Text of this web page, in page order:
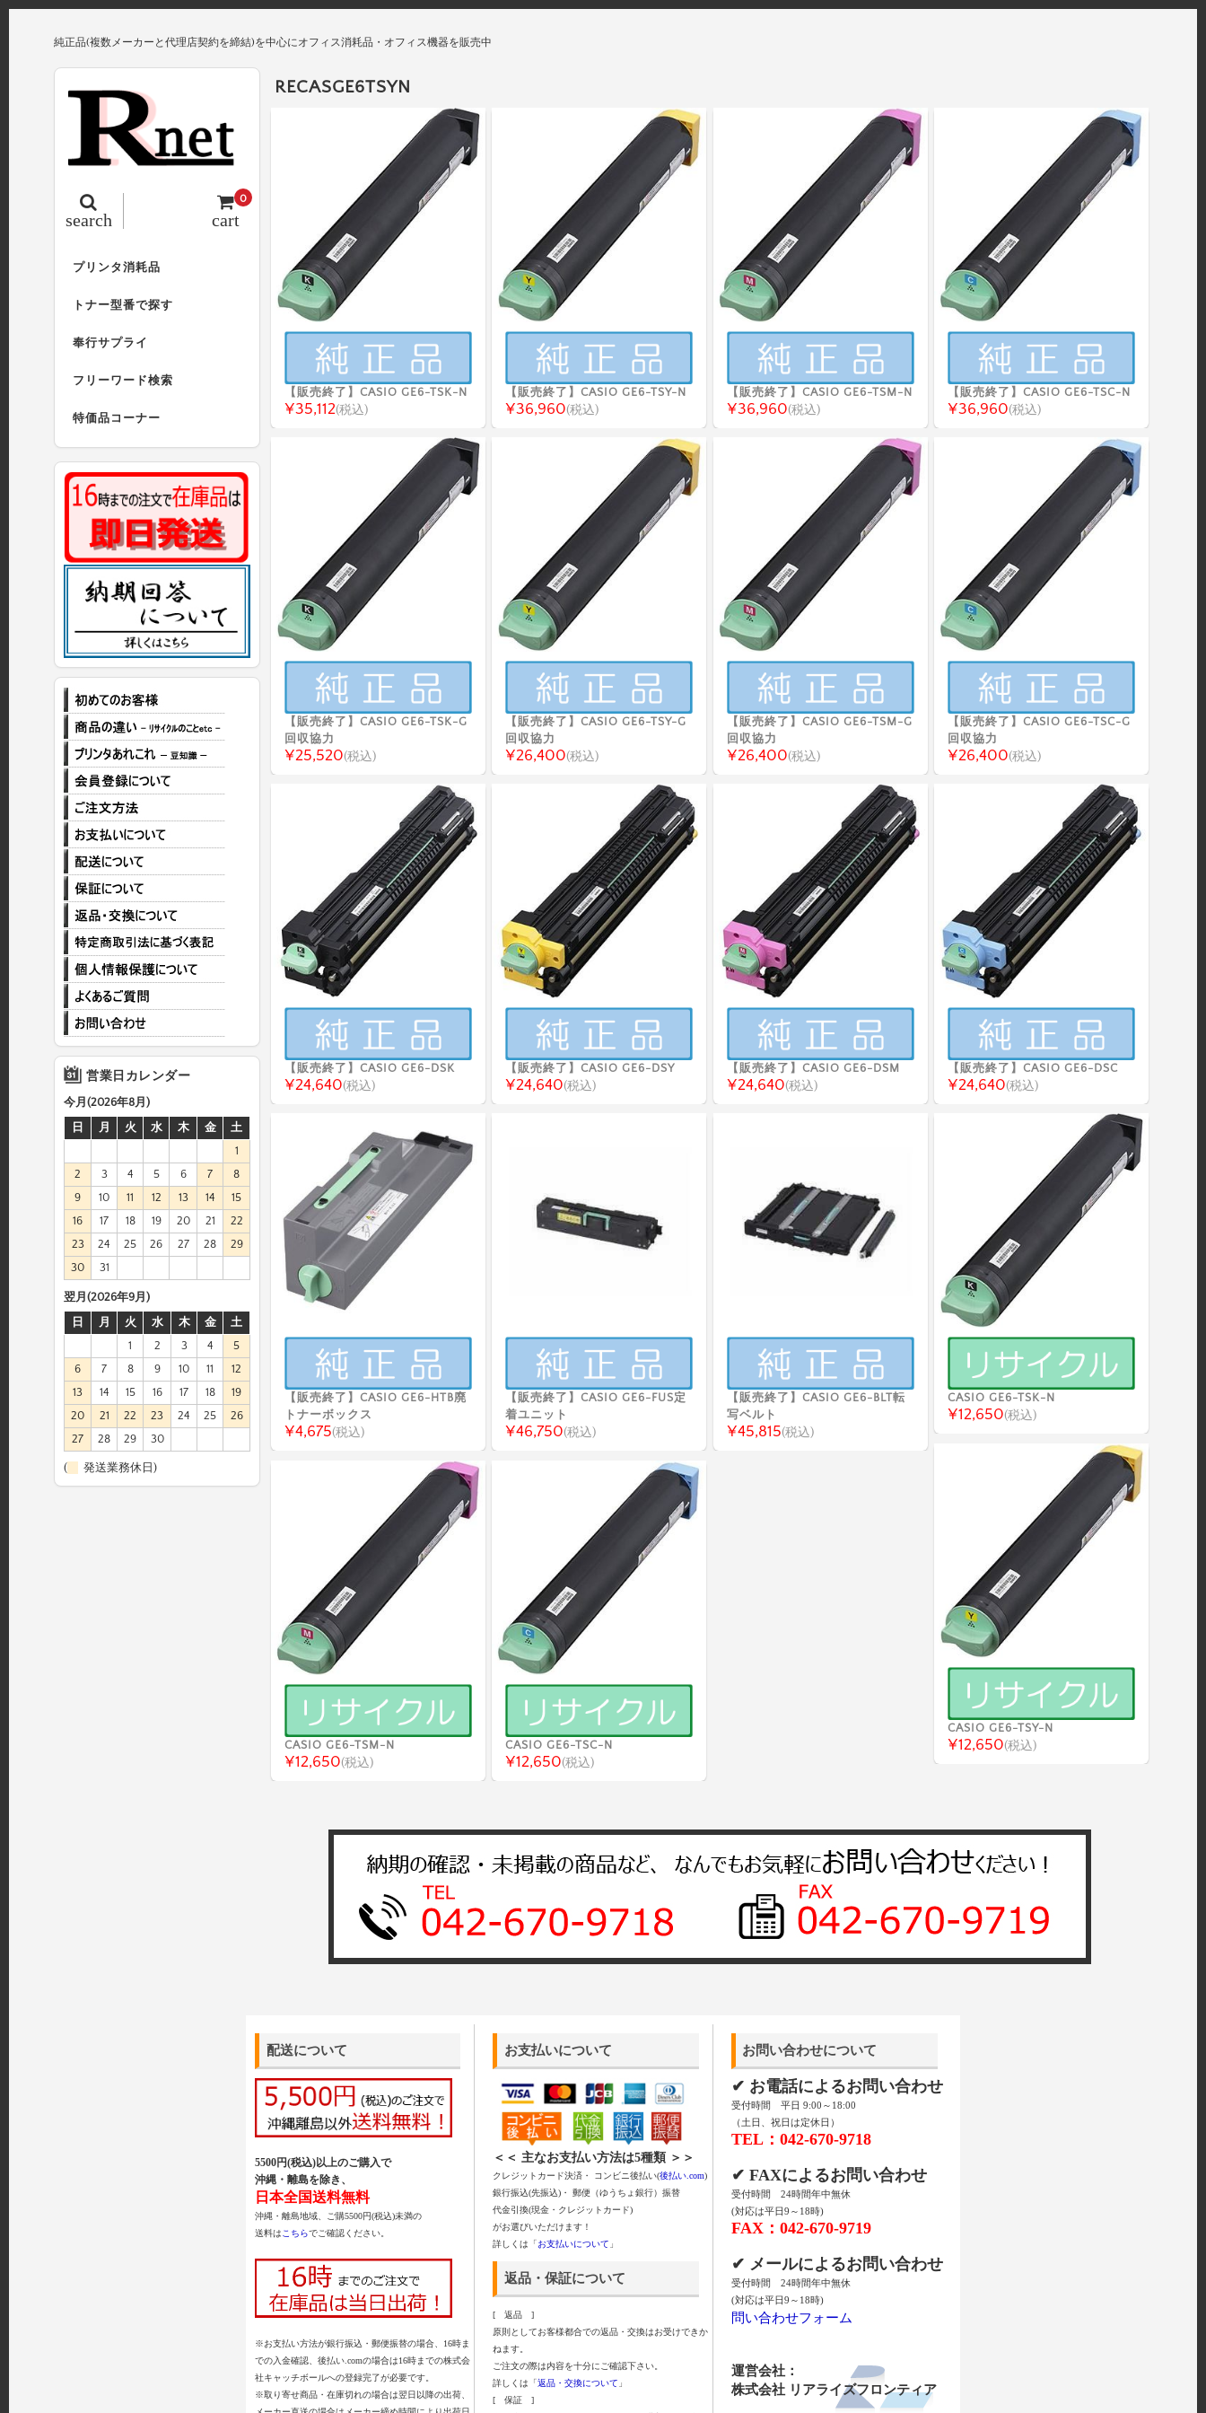
純正品(複数メーカーと代理店契約を締結)を中心にオフィス消耗品・オフィス機器を販売中
cart
0
search
プリンタ消耗品
トナー型番で探す
奉行サプライ
フリーワード検索
特価品コーナー
RECASGE6TSYN
【販売終了】CASIO GE6-TSK-N
¥35,112(税込)
【販売終了】CASIO GE6-TSY-N
¥36,960(税込)
【販売終了】CASIO GE6-TSM-N
¥36,960(税込)
【販売終了】CASIO GE6-TSC-N
¥36,960(税込)
【販売終了】CASIO GE6-TSK-G
回収協力
¥25,520(税込)
【販売終了】CASIO GE6-TSY-G
回収協力
¥26,400(税込)
【販売終了】CASIO GE6-TSM-G
回収協力
¥26,400(税込)
【販売終了】CASIO GE6-TSC-G
回収協力
¥26,400(税込)
【販売終了】CASIO GE6-DSK
¥24,640(税込)
【販売終了】CASIO GE6-DSY
¥24,640(税込)
【販売終了】CASIO GE6-DSM
¥24,640(税込)
【販売終了】CASIO GE6-DSC
¥24,640(税込)
【販売終了】CASIO GE6-HTB廃
トナーボックス
¥4,675(税込)
【販売終了】CASIO GE6-FUS定
着ユニット
¥46,750(税込)
【販売終了】CASIO GE6-BLT転
写ベルト
¥45,815(税込)
CASIO GE6-TSK-N
¥12,650(税込)
CASIO GE6-TSY-N
¥12,650(税込)
CASIO GE6-TSM-N
¥12,650(税込)
CASIO GE6-TSC-N
¥12,650(税込)
営業日カレンダー
今月(2026年8月)
日
月 火 水 木 金
土
1
2
3 4 5 6 7
8
9
10 11 12 13 14
15
16
17 18 19 20 21
22
23
24 25 26 27 28
29
30
31
翌月(2026年9月)
日
月 火 水 木 金
土
1
2 3 4
5
6
7 8 9 10 11
12
13
14 15 16 17 18
19
20
21 22 23 24 25
26
27
28 29 30
( 発送業務休日)
配送について
5500円(税込)以上のご購入で
沖縄・離島を除き、
日本全国送料無料
沖縄・離島地域、ご購5500円(税込)未満の
送料は こちらでご確認ください。
※お支払い方法が銀行振込・郵便振替の場合、16時ま
での入金確認、後払い.comの場合は16時までの株式会
社キャッチボールへの登録完了が必要です。
※取り寄せ商品・在庫切れの場合は翌日以降の出荷、
お支払いについて
＜＜ 主なお支払い方法は5種類 ＞＞
クレジットカード決済・ コンビニ後払い(後払い.com)
銀行振込(先振込)・ 郵便（ゆうちょ銀行）振替
代金引換(現金・クレジットカード)
がお選びいただけます！
詳しくは「お支払いについて 」
返品・保証について
[ 返品 ]
原則としてお客様都合での返品・交換はお受けできか
ねます。
ご注文の際は内容を十分にご確認下さい。
詳しくは「返品・交換について 」
[ 保証 ]
お問い合わせについて
✔ お電話によるお問い合わせ
受付時間 平日 9:00～18:00
（土日、祝日は定休日）
TEL：042-670-9718
✔ FAXによるお問い合わせ
受付時間 24時間年中無休
(対応は平日9～18時)
FAX：042-670-9719
✔ メールによるお問い合わせ
受付時間 24時間年中無休
(対応は平日9～18時)
問い合わせフォーム
運営会社：
株式会社 リアライズフロンティア